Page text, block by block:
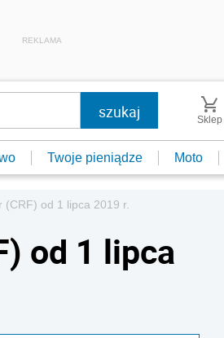
REKLAMA
Sklep
Twoje pieniądze Moto
od 1 lipca 2019 r.
od 1 lipca